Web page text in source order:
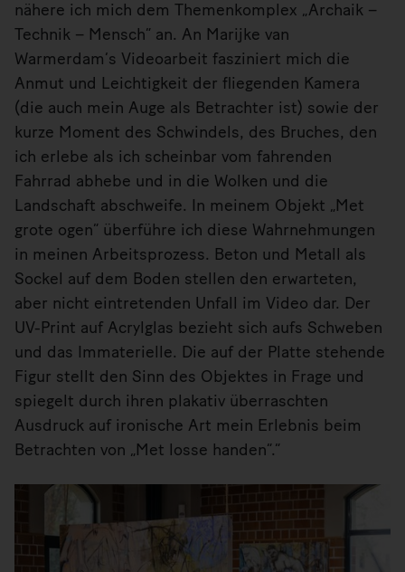
nähere ich mich dem Themenkomplex „Archaik –
Technik – Mensch“ an. An Marijke van
Warmerdam‘s Videoarbeit fasziniert mich die
Anmut und Leichtigkeit der fliegenden Kamera
(die auch mein Auge als Betrachter ist) sowie der
kurze Moment des Schwindels, des Bruches, den
ich erlebe als ich scheinbar vom fahrenden
Fahrrad abhebe und in die Wolken und die
Landschaft abschweife. In meinem Objekt „Met
grote ogen“ überführe ich diese Wahrnehmungen
in meinen Arbeitsprozess. Beton und Metall als
Sockel auf dem Boden stellen den erwarteten,
aber nicht eintretenden Unfall im Video dar. Der
UV-Print auf Acrylglas bezieht sich aufs Schweben
und das Immaterielle. Die auf der Platte stehende
Figur stellt den Sinn des Objektes in Frage und
spiegelt durch ihren plakativ überraschten
Ausdruck auf ironische Art mein Erlebnis beim
Betrachten von „Met losse handen“.“